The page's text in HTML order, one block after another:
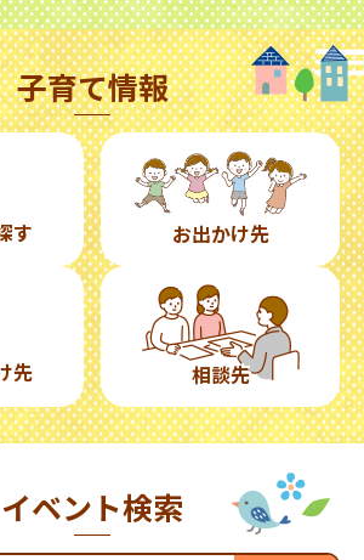
子育て情報
す お出かけ先
先 相談先
イベント検索